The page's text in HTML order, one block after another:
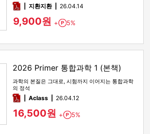
pdf지환지환 26.04.14
9,900원 + Point
5%
2026 Primer 통합과학 1 (본책)
과학의 본질은 그대로, 시험까지 이어지는 통합과학
의 정석
pdfAclass 26.04.12
16,500원 + Point
5%